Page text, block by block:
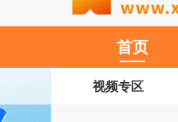
首页
视频专区